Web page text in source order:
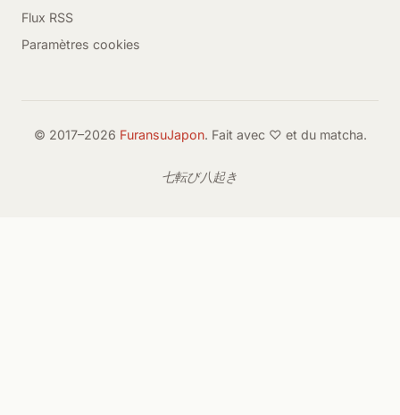
Flux RSS
Paramètres cookies
© 2017–2026 FuransuJapon. Fait avec ♡ et du matcha.
七転び八起き